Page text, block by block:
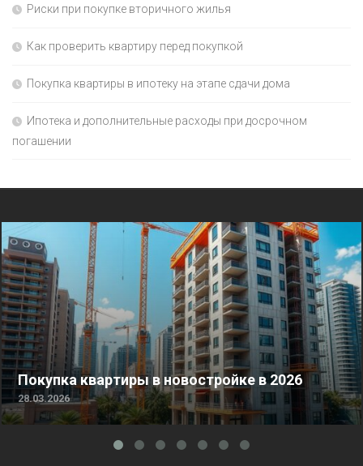
Риски при покупке вторичного жилья
Как проверить квартиру перед покупкой
Покупка квартиры в ипотеку на этапе сдачи дома
Ипотека и дополнительные расходы при досрочном
погашении
Покупка квартиры в новостройке в 2026
28.03.2026